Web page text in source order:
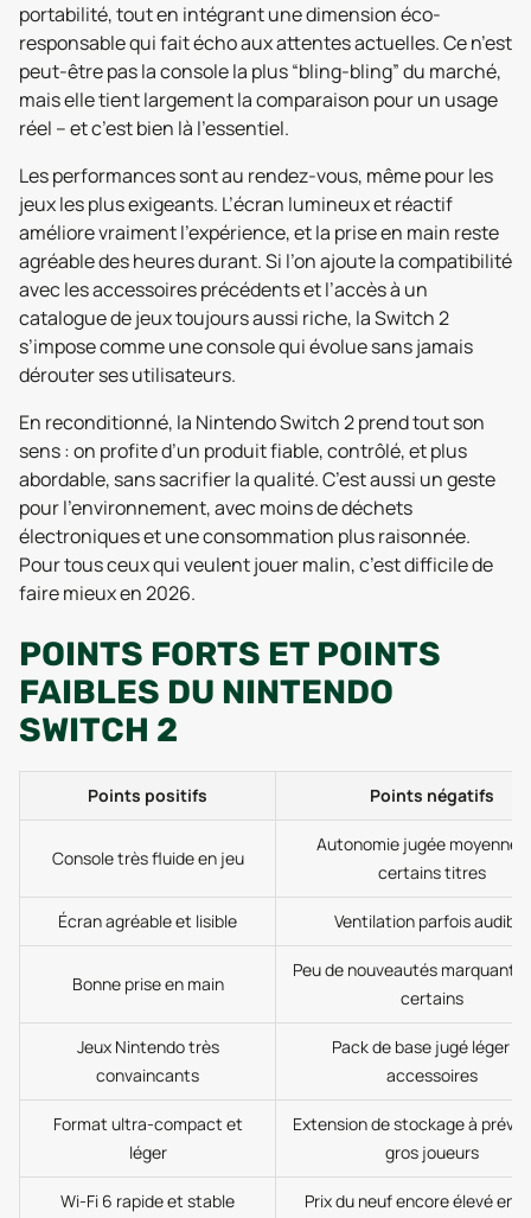
portabilité, tout en intégrant une dimension éco-
responsable qui fait écho aux attentes actuelles. Ce n’est
peut-être pas la console la plus “bling-bling” du marché,
mais elle tient largement la comparaison pour un usage
réel – et c’est bien là l’essentiel.
Les performances sont au rendez-vous, même pour les
jeux les plus exigeants. L’écran lumineux et réactif
améliore vraiment l’expérience, et la prise en main reste
agréable des heures durant. Si l’on ajoute la compatibilité
avec les accessoires précédents et l’accès à un
catalogue de jeux toujours aussi riche, la Switch 2
s’impose comme une console qui évolue sans jamais
dérouter ses utilisateurs.
En reconditionné, la Nintendo Switch 2 prend tout son
sens : on profite d’un produit fiable, contrôlé, et plus
abordable, sans sacrifier la qualité. C’est aussi un geste
pour l’environnement, avec moins de déchets
électroniques et une consommation plus raisonnée.
Pour tous ceux qui veulent jouer malin, c’est difficile de
faire mieux en 2026.
POINTS FORTS ET POINTS
FAIBLES DU NINTENDO
SWITCH 2
Points positifs Points négatifs
Console très fluide en jeu
Autonomie jugée moyenne
certains titres
Écran agréable et lisible Ventilation parfois audible
Bonne prise en main
Peu de nouveautés
certains
Jeux Nintendo très
convaincants
Pack de base jugé léger en
accessoires
Format ultra-compact et
léger
Extension de stockage à
gros joueurs
Wi-Fi 6 rapide et stable Prix du neuf encore élevé en